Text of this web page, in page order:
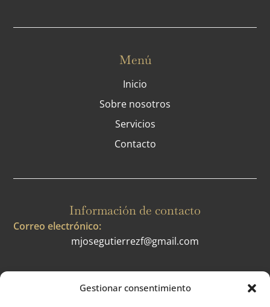
Gestionar consentimiento
Menú
Inicio
Sobre nosotros
Servicios
Contacto
Información de contacto
Correo electrónico:
mjosegutierrezf@gmail.com